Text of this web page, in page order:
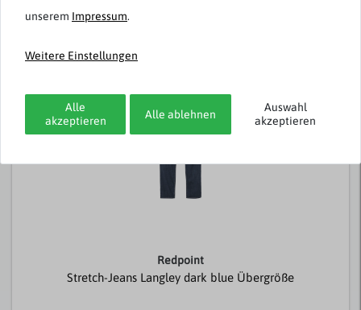
Passend dazu
Redpoint
Stretch-Jeans Langley dark blue Übergröße
unserem Impressum.
Weitere Einstellungen
Alle
akzeptieren
Alle ablehnen
Auswahl
akzeptieren